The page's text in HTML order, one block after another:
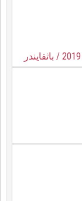
/ باثفايندر